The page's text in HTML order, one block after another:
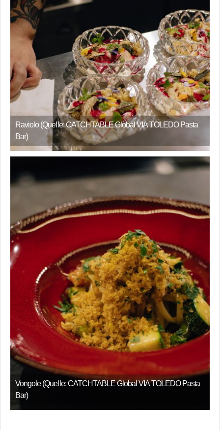
Raviolo (Quelle: CATCHTABLE Global VIA TOLEDO Pasta
Bar)
Vongole (Quelle: CATCHTABLE Global VIA TOLEDO Pasta
Bar)